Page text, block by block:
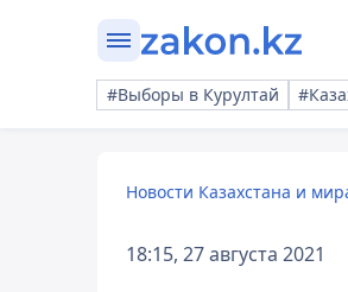
#Выборы в Курултай
Новости Казахстана и
18:15, 27 августа 2021